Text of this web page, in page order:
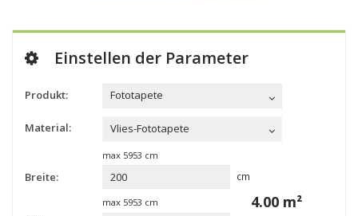
Einstellen der Parameter
Produkt: Fototapete
Material: Vlies-Fototapete
max 5953 cm
Breite: cm
max 5953 cm 4.00 m²